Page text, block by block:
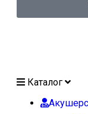
Каталог